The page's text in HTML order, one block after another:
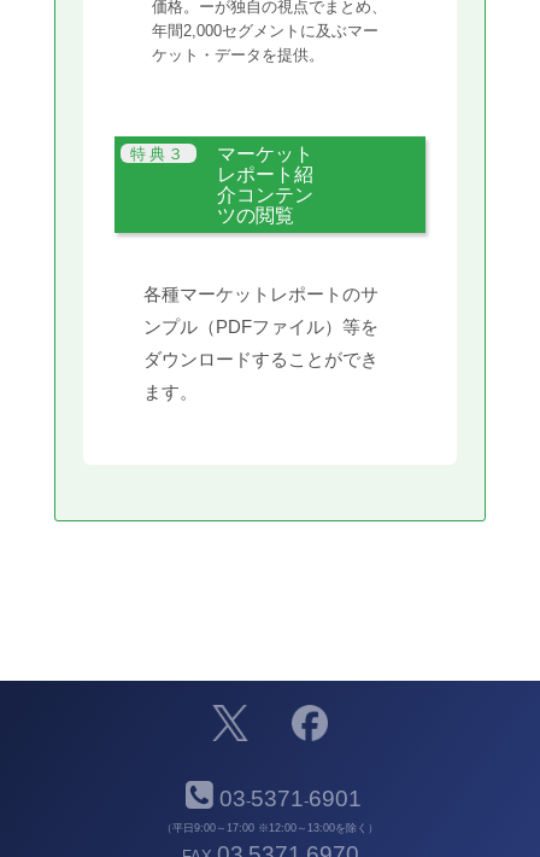
価格。ーが独自の視点でまとめ、
年間2,000セグメントに及ぶマー
ケット・データを提供。
マーケット
レポート紹
介コンテン
ツの閲覧
各種マーケットレポートのサ
ンプル（PDFファイル）等を
ダウンロードすることができ
ます。
03-5371-6901
（平日9:00～17:00 ※12:00～13:00を除く）